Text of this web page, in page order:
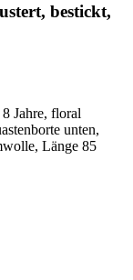
bestickt,
Jahre, floral
unten,
Länge 85